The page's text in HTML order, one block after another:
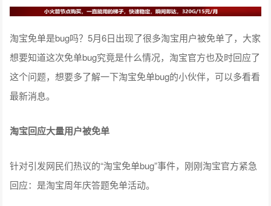
淘宝免单是bug吗？5月6日出现了很多淘宝用户被免单了，大家
想要知道这次免单bug究竟是什么情况，淘宝官方也及时回应了
这个问题，想要多了解一下淘宝免单bug的小伙伴，可以多看看
最新消息。
淘宝回应大量用户被免单
针对引发网民们热议的“淘宝免单bug”事件，刚刚淘宝官方紧急
回应：是淘宝周年庆答题免单活动。